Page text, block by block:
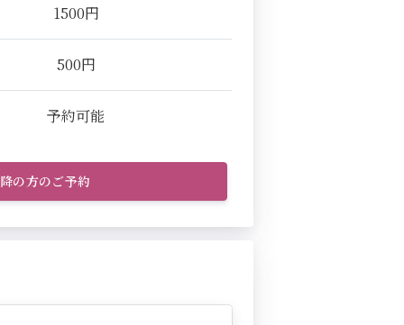
1500円
500円
予約可能
の方のご予約